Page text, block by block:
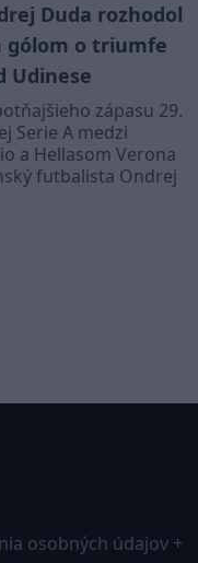
Duda rozhodol
gólom o triumfe
Udinese
zápasu 29.
Serie A medzi
a Hellasom Verona
futbalista Ondrej
osobných údajov +